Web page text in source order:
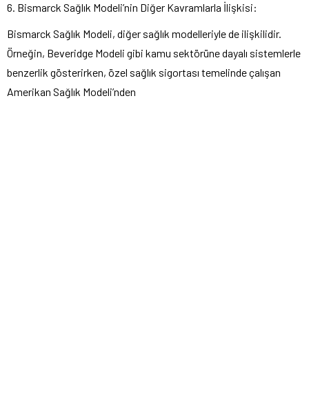
6. Bismarck Sağlık Modeli’nin Diğer Kavramlarla İlişkisi:
Bismarck Sağlık Modeli, diğer sağlık modelleriyle de ilişkilidir.
Örneğin, Beveridge Modeli gibi kamu sektörüne dayalı sistemlerle
benzerlik gösterirken, özel sağlık sigortası temelinde çalışan
Amerikan Sağlık Modeli’nden